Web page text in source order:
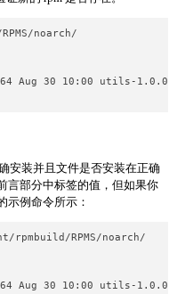
noarch/
Aug 30 10:00 utils-1.0.0-
安装并且文件是否安装在正确
言部分中标签的值，但如果你
示例命令所示：
rpmbuild/RPMS/noarch/
Aug 30 10:00 utils-1.0.0-